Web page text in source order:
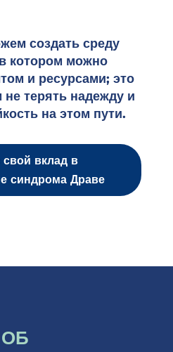
создать среду
котором можно
и ресурсами; это
терять надежду и
на этом пути.
свой вклад в
синдрома Драве
ОБ